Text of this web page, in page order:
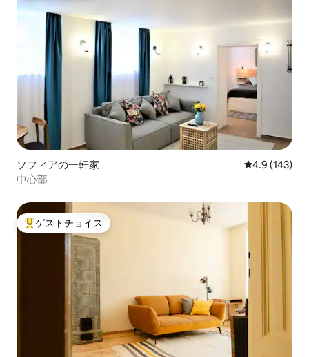
ソフィアの一軒家 レビュー143
4.9 (143)
中心部
大好評のゲストチョイスです。
ゲストチョイス